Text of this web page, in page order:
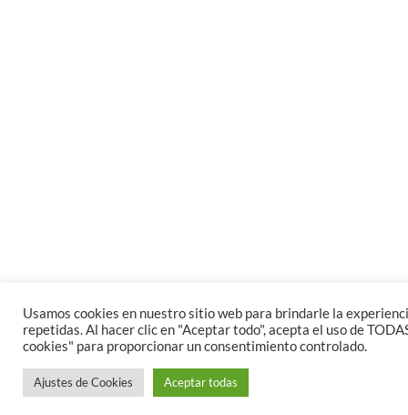
Usamos cookies en nuestro sitio web para brindarle la
repetidas. Al hacer clic en "Aceptar todo", acepta el uso de
cookies" para proporcionar un consentimiento controlado.
Ajustes de Cookies Aceptar todas